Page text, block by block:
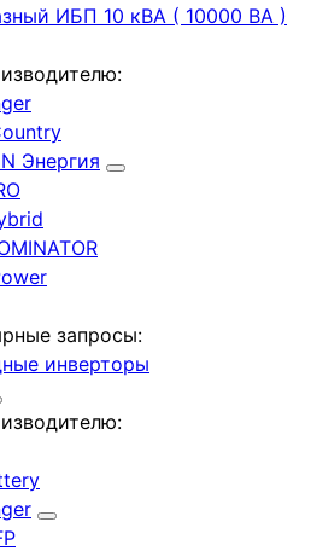
ИБП 10 кВА ( 10000 ВА )
Энергия
запросы:
инверторы